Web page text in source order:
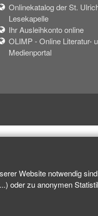
Onlinekatalog der St.
Lesekapelle
Ihr Ausleihkonto online
OLIMP - Online Literatur-
Medienportal
Website notwendig
oder zu anonymen